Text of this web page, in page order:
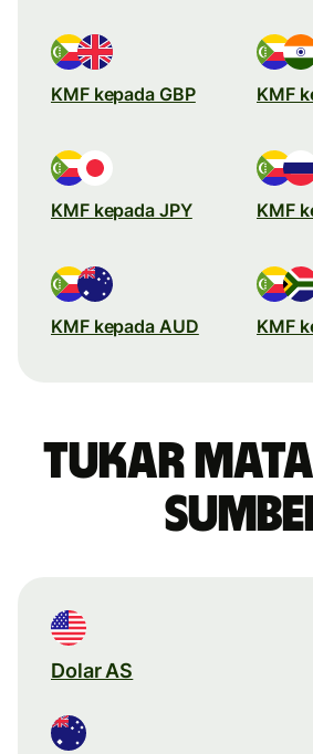
KMF kepada GBP KMF
KMF kepada JPY KMF
KMF kepada AUD KMF
Tukar
Dolar AS